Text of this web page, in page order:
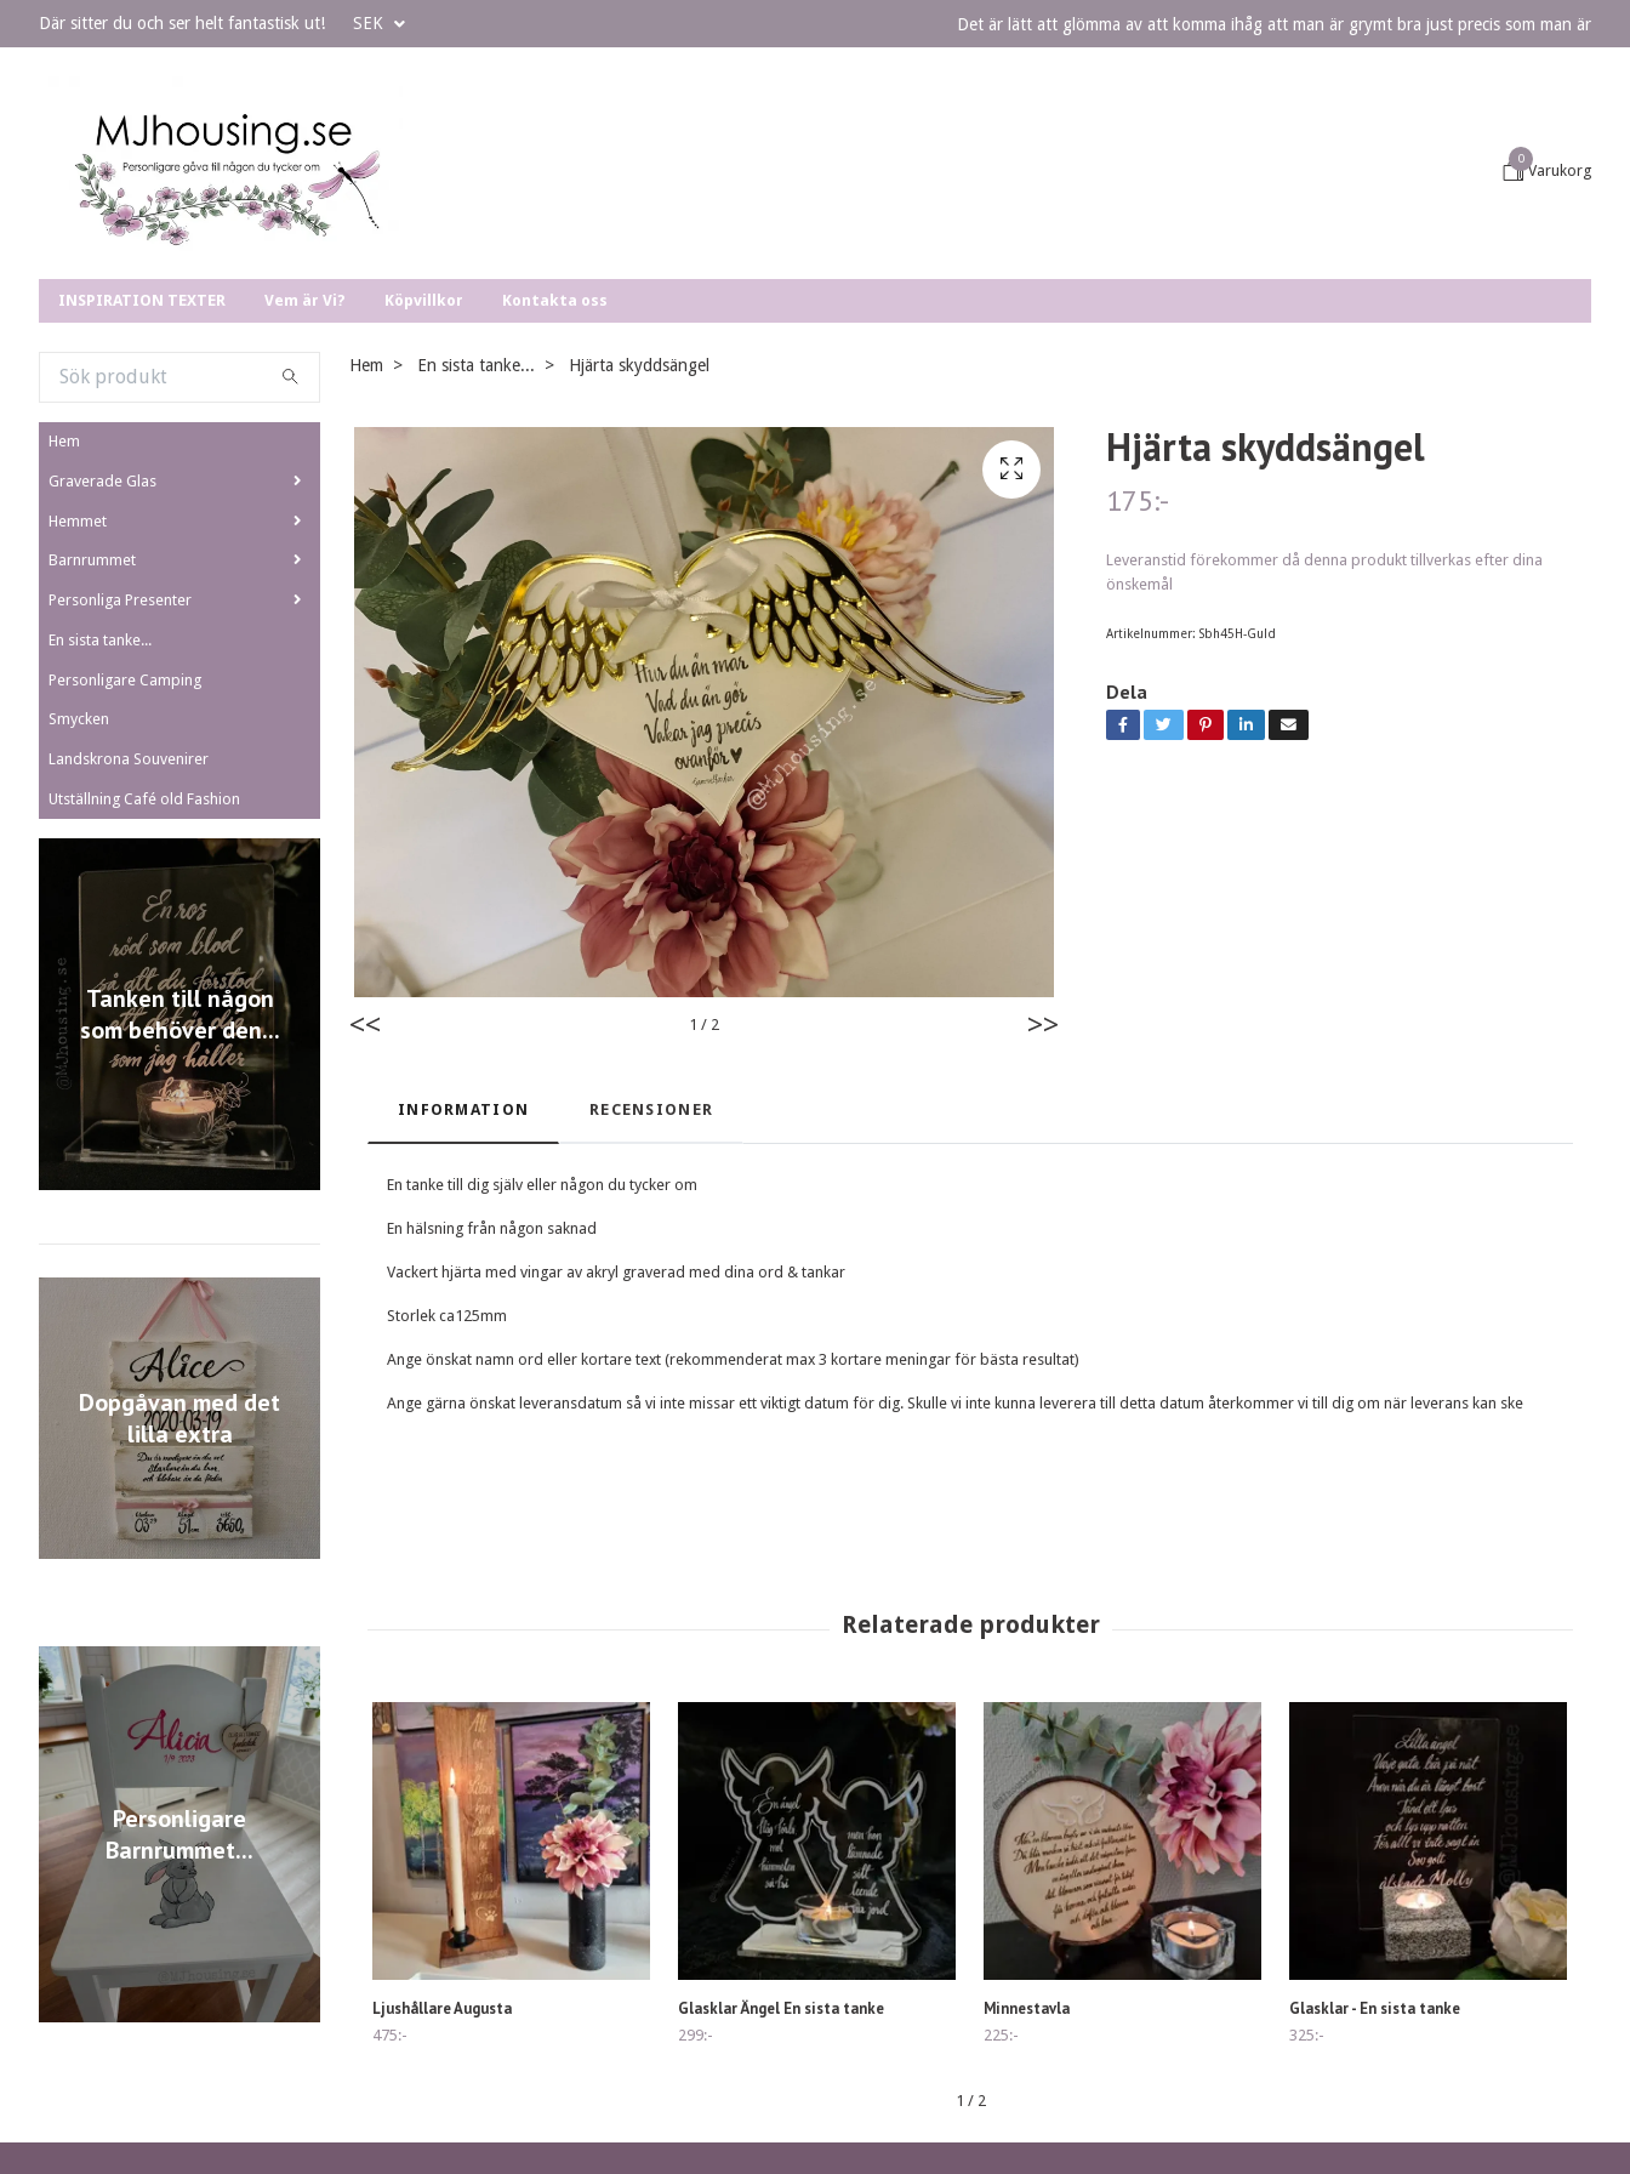
Där sitter du och ser helt fantastisk ut! SEK Det är lätt att glömma av att komma ihåg att man är grymt bra just precis som man är
0
Varukorg
INSPIRATION TEXTER Vem är Vi? Köpvillkor Kontakta oss
Hem
Graverade Glas
Hemmet
Barnrummet
Personliga Presenter
En sista tanke...
Personligare Camping
Smycken
Landskrona Souvenirer
Utställning Café old Fashion
Tanken till någon
som behöver den...
Dopgåvan med det
lilla extra
Personligare
Barnrummet...
Hem En sista tanke... Hjärta skyddsängel
<< 1 / 2 >>
Hjärta skyddsängel
175:-
Leveranstid förekommer då denna produkt tillverkas efter dina
önskemål
Artikelnummer: Sbh45H-Guld
Dela
INFORMATION RECENSIONER
En tanke till dig själv eller någon du tycker om
En hälsning från någon saknad
Vackert hjärta med vingar av akryl graverad med dina ord & tankar
Storlek ca125mm
Ange önskat namn ord eller kortare text (rekommenderat max 3 kortare meningar för bästa resultat)
Ange gärna önskat leveransdatum så vi inte missar ett viktigt datum för dig. Skulle vi inte kunna leverera till detta datum återkommer vi till dig om när leverans kan ske
Ljushållare Augusta
475:-
Glasklar Ängel En sista tanke
299:-
Minnestavla
225:-
Glasklar - En sista tanke
325:-
1 / 2